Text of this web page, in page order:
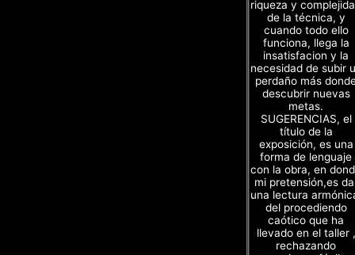
riqueza y
de la técnica, y
cuando todo ello
funciona, llega la
insatisfacion y la
necesidad de subir
perdaño más
descubrir nuevas
metas.
SUGERENCIAS, el
título de la
exposición, es una
forma de lenguaje
con la obra, en
mi pretensión,es
una lectura
del procediendo
caótico que ha
llevado en el taller ,
rechazando